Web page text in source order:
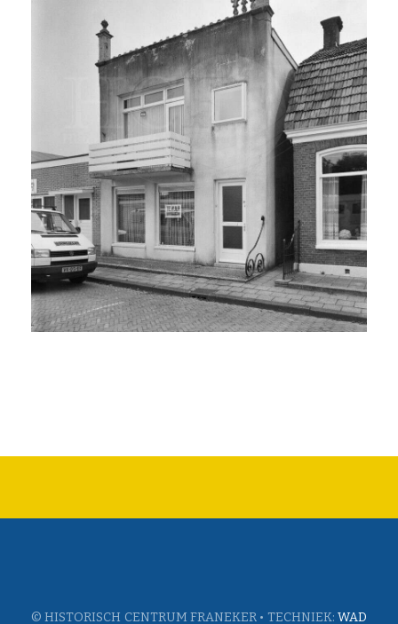
© HISTORISCH CENTRUM FRANEKER • TECHNIEK: WAD